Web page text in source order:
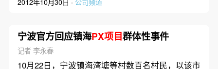
宁波官方回应镇海PX项目群体性事件
记者 李永春
10月22日，宁波镇海湾塘等村数百名村民，以该市